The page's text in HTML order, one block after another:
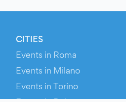
CITIES
Events in Roma
Events in Milano
Events in Torino